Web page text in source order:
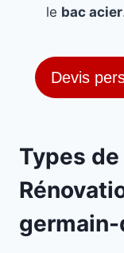
le bac acier
Devis
Types